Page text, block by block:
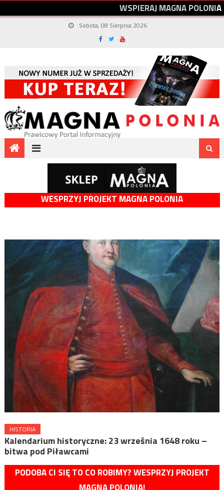
WSPIERAJMAGNAPOLONIA
Sobota, 08 Sierpnia 2026
WESPRZYJ PROJEKT MAGNA POLONIA
HISTORIA
Kalendarium historyczne: 23 września 1648 roku –
bitwa pod Piławcami
PODOBA CI SIĘ TO CO ROBIMY? WESPRZYJ PROJEKT